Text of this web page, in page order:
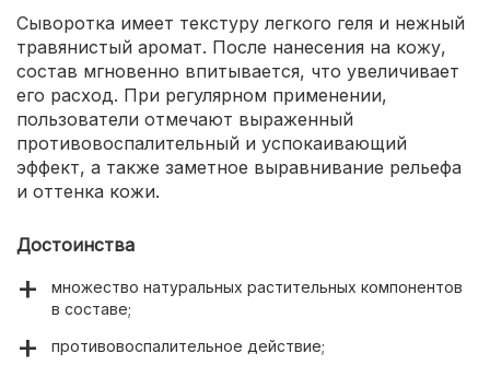
Сыворотка имеет текстуру легкого геля и нежный
травянистый аромат. После нанесения на кожу,
состав мгновенно впитывается, что увеличивает
его расход. При регулярном применении,
пользователи отмечают выраженный
противовоспалительный и успокаивающий
эффект, а также заметное выравнивание рельефа
и оттенка кожи.
Достоинства
множество натуральных растительных компонентов
в составе;
противовоспалительное действие;